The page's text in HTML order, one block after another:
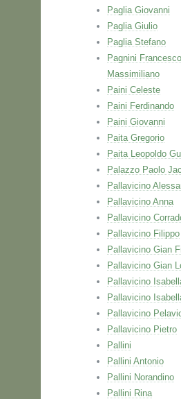
Paglia Giovanni
Paglia Giulio
Paglia Stefano
Pagnini Francesco
Massimiliano
Paini Celeste
Paini Ferdinando
Paini Giovanni
Paita Gregorio
Paita Leopoldo
Palazzo Paolo
Pallavicino
Pallavicino Anna
Pallavicino
Pallavicino Filippo
Pallavicino Gian
Pallavicino Gian
Pallavicino
Pallavicino
Pallavicino
Pallavicino Pietro
Pallini
Pallini Antonio
Pallini Norandino
Pallini Rina